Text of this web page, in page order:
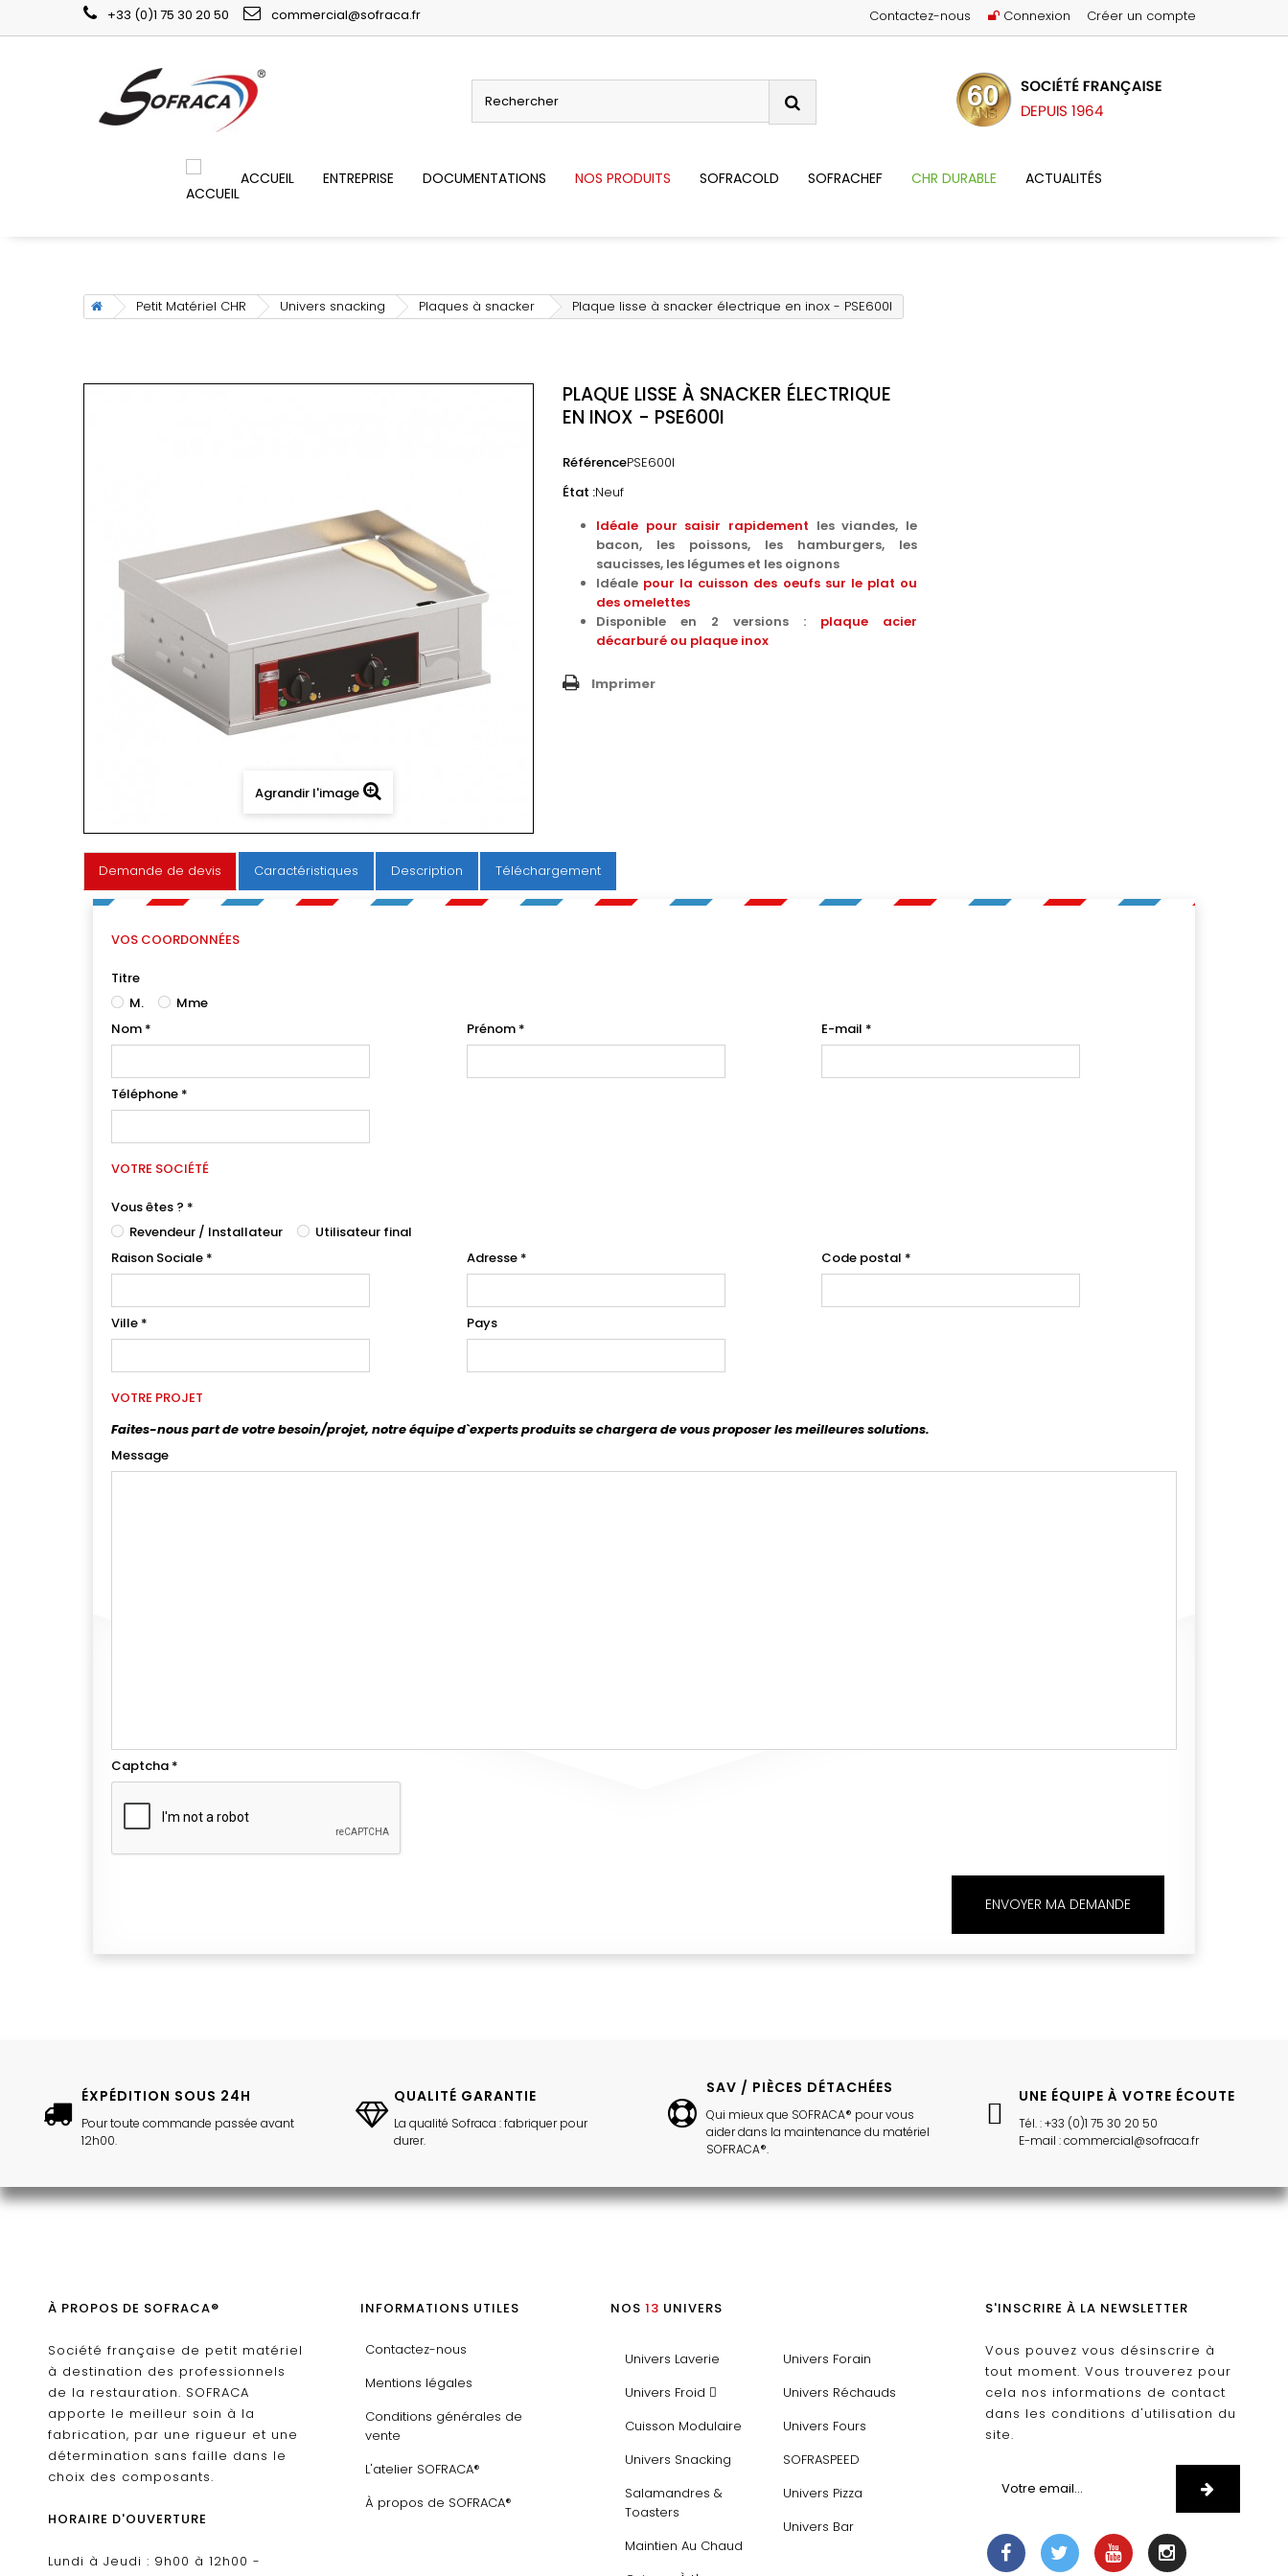
Créer un compte
Connexion
Contactez-nous
+33 (0)1 75 30 20 50 commercial@sofraca.fr
ACCUEIL ENTREPRISE DOCUMENTATIONS NOS PRODUITS SOFRACOLD SOFRACHEF CHR DURABLE ACTUALITÉS
Petit Matériel CHR Univers snacking Plaques à snacker Plaque lisse à snacker électrique en inox - PSE600I
Agrandir l'image
PLAQUE LISSE À SNACKER ÉLECTRIQUE
EN INOX - PSE600I
RéférencePSE600I
État :Neuf
Idéale pour saisir rapidement les viandes, le
bacon, les poissons, les hamburgers, les
saucisses, les légumes et les oignons
Idéale pour la cuisson des oeufs sur le plat ou
des omelettes
Disponible en 2 versions : plaque acier
décarburé ou plaque inox
Imprimer
Demande de devis Caractéristiques Description Téléchargement
VOS COORDONNÉES
Titre
M.
Mme
Nom * Prénom * E-mail *
Téléphone *
VOTRE SOCIÉTÉ
Vous êtes ? *
Revendeur / Installateur
Utilisateur final
Raison Sociale * Adresse * Code postal *
Ville * Pays
VOTRE PROJET
Faites-nous part de votre besoin/projet, notre équipe d`experts produits se chargera de vous proposer les meilleures solutions.
Message
Captcha *
ENVOYER MA DEMANDE
ÉXPÉDITION SOUS 24H
Pour toute commande passée avant
12h00.
QUALITÉ GARANTIE
La qualité Sofraca : fabriquer pour
durer.
SAV / PIÈCES DÉTACHÉES
Qui mieux que SOFRACA® pour vous
aider dans la maintenance du matériel
SOFRACA®.
UNE ÉQUIPE À VOTRE ÉCOUTE
Tél. : +33 (0)1 75 30 20 50
E-mail : commercial@sofraca.fr
À PROPOS DE SOFRACA®
Société française de petit matériel
à destination des professionnels
de la restauration. SOFRACA
apporte le meilleur soin à la
fabrication, par une rigueur et une
détermination sans faille dans le
choix des composants.
HORAIRE D'OUVERTURE
Lundi à Jeudi : 9h00 à 12h00 -
INFORMATIONS UTILES
Contactez-nous
Mentions légales
Conditions générales de
vente
L'atelier SOFRACA®
À propos de SOFRACA®
NOS 13 UNIVERS
Univers Laverie
Univers Froid
Cuisson Modulaire
Univers Snacking
Salamandres &
Toasters
Maintien Au Chaud
Univers Forain
Univers Réchauds
Univers Fours
SOFRASPEED
Univers Pizza
Univers Bar
S'INSCRIRE À LA NEWSLETTER
Vous pouvez vous désinscrire à
tout moment. Vous trouverez pour
cela nos informations de contact
dans les conditions d'utilisation du
site.